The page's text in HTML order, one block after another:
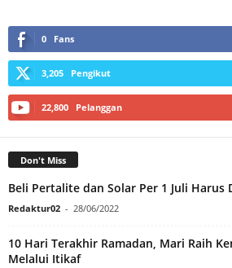
0 Fans
3,205 Pengikut
22,800 Pelanggan
Don't Miss
Beli Pertalite dan Solar Per 1 Juli
Redaktur02 - 28/06/2022
10 Hari Terakhir Ramadan, Mari Raih
Melalui Itikaf